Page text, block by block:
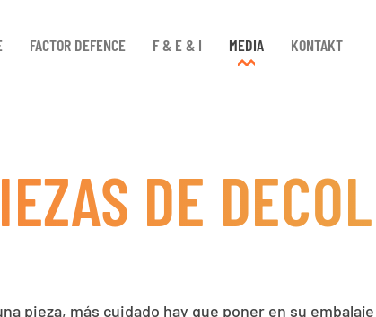
FACTOR DEFENCE F & E & I MEDIA KONTAKT
DE
pieza, más cuidado hay que poner en su embalaje